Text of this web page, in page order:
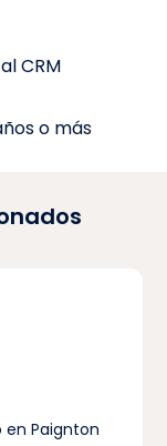
CRM
o más
en Paignton